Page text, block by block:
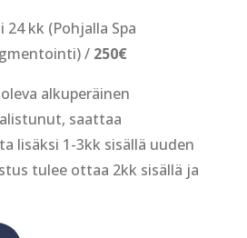
24 kk (Pohjalla Spa
/ 250€
alkuperäinen
saattaa
lisäksi 1-3kk sisällä uuden
tulee ottaa 2kk sisällä ja